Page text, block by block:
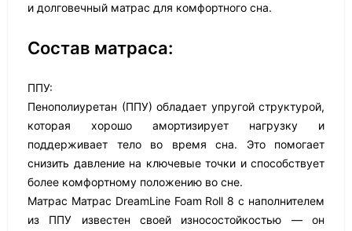
и долговечный матрас для комфортного сна.
Состав матраса:
ППУ:
Пенополиуретан (ППУ) обладает упругой структурой,
которая хорошо амортизирует нагрузку и
поддерживает тело во время сна. Это помогает
снизить давление на ключевые точки и способствует
более комфортному положению во сне.
Матрас Матрас DreamLine Foam Roll 8 с наполнителем
из ППУ известен своей износостойкостью — он